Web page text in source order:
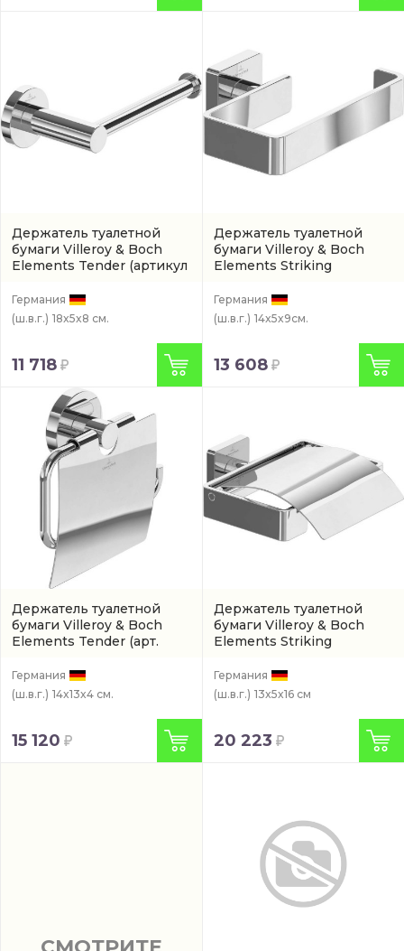
Держатель туалетной
бумаги Villeroy & Boch
Elements Tender (артикул
Германия
(ш.в.г.) 18x5x8 см.
11 718
Держатель туалетной
бумаги Villeroy & Boch
Elements Striking
Германия
(ш.в.г.) 14x5x9см.
13 608
Держатель туалетной
бумаги Villeroy & Boch
Elements Tender (арт.
Германия
(ш.в.г.) 14x13x4 см.
15 120
Держатель туалетной
бумаги Villeroy & Boch
Elements Striking
Германия
(ш.в.г.) 13x5x16 см
20 223